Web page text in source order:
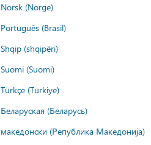
Norsk (Norge)
Português (Brasil)
Shqip (shqipëri)
Suomi (Suomi)
Türkçe (Türkiye)
Беларуская (Беларусь)
македонски (Република Македонија)